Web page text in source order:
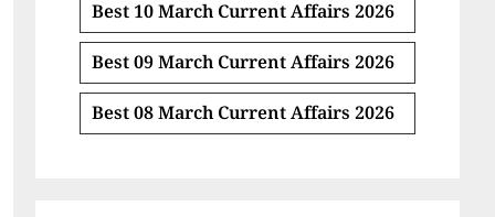
Best 10 March Current Affairs 2026
Best 09 March Current Affairs 2026
Best 08 March Current Affairs 2026